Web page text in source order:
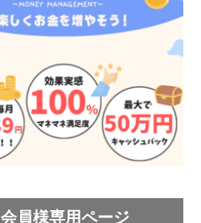
会員様専用ページ